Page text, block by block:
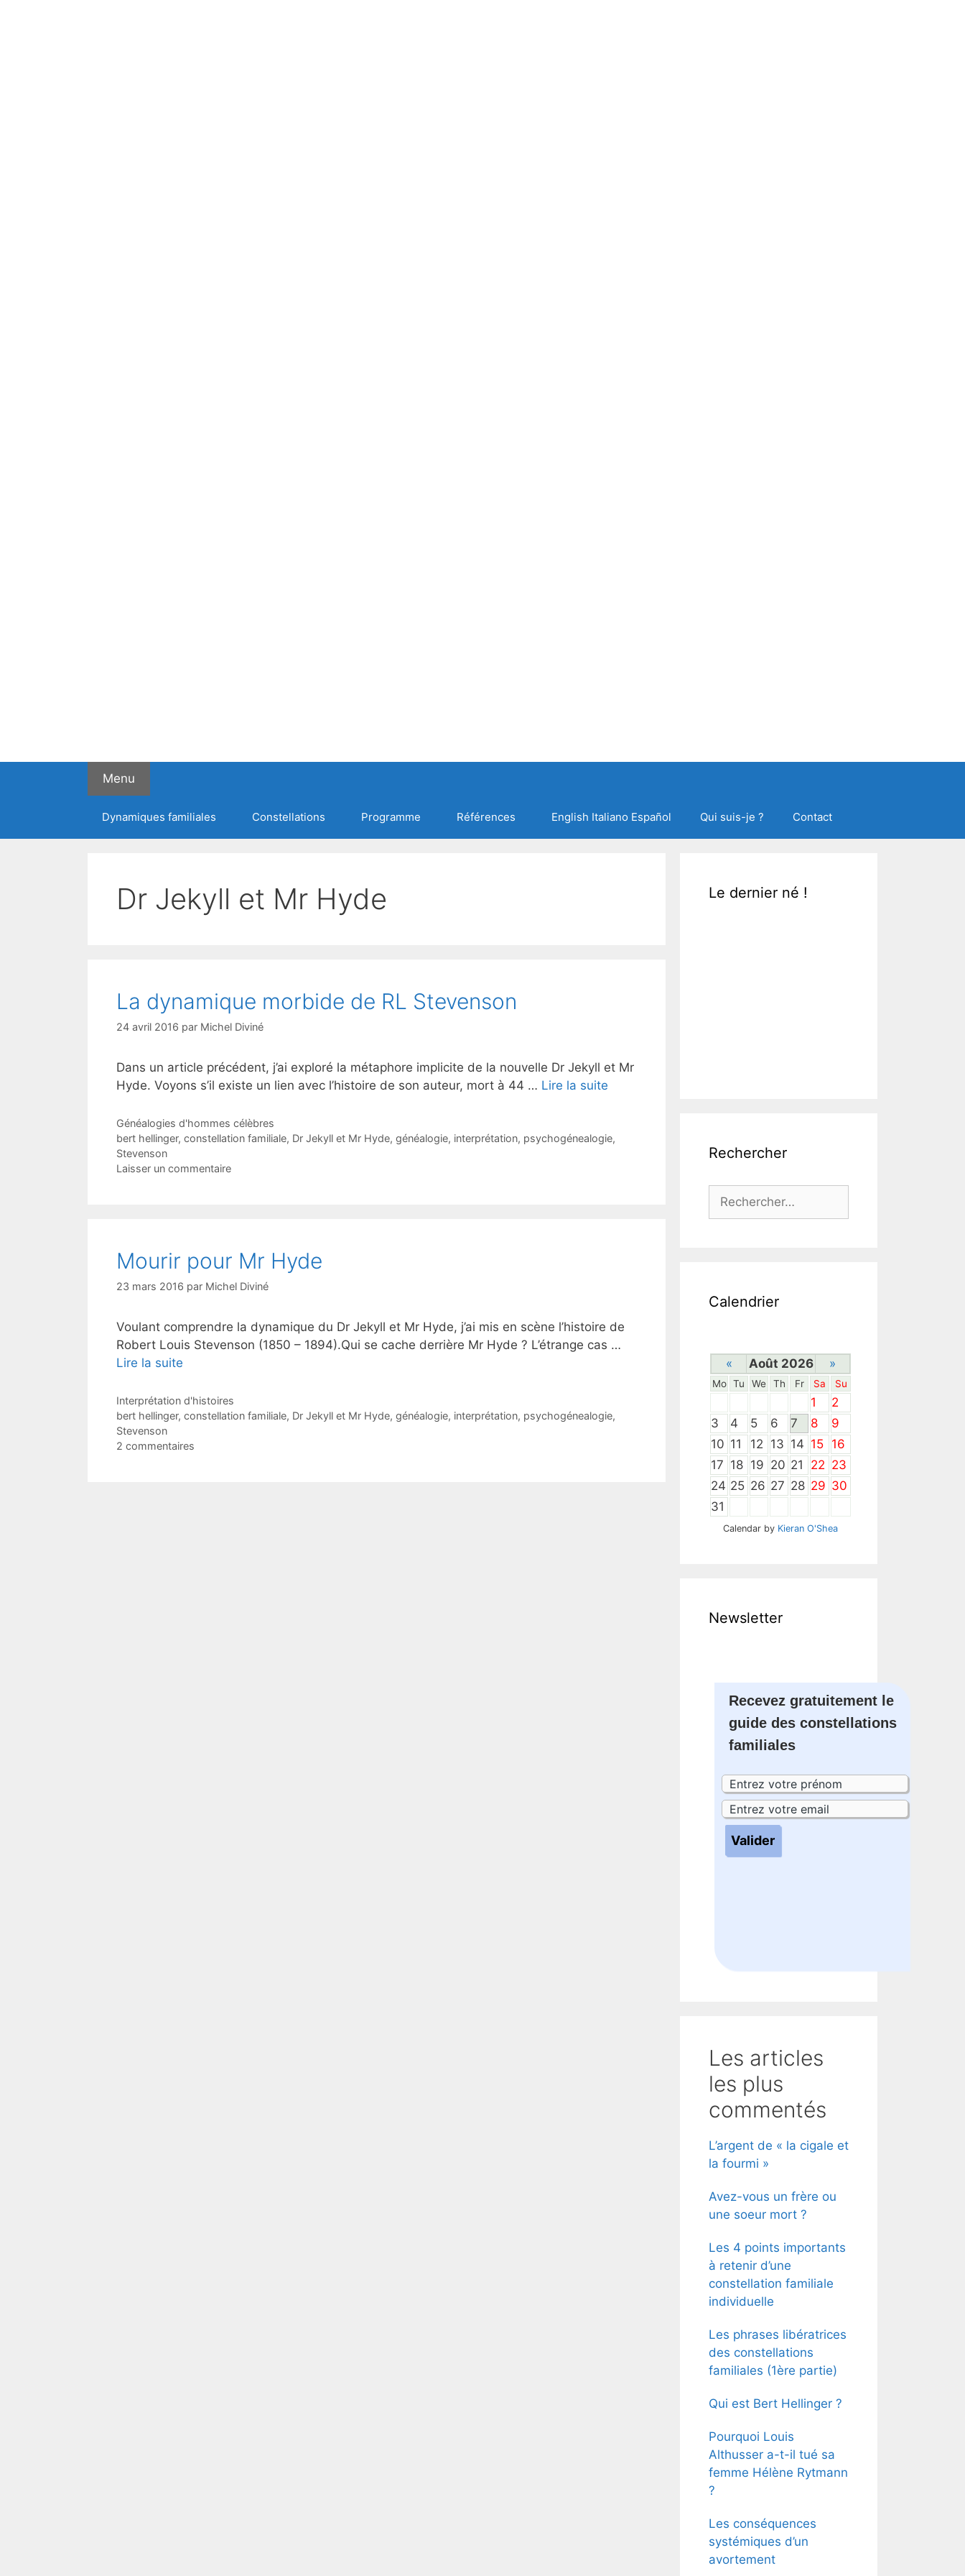
Menu
Dynamiques familiales Constellations Programme Références English Italiano Español Qui suis-je ? Contact
Dr Jekyll et Mr Hyde
La dynamique morbide de RL Stevenson
24 avril 2016 par Michel Diviné
Dans un article précédent, j’ai exploré la métaphore implicite de la nouvelle Dr Jekyll et Mr
Hyde. Voyons s’il existe un lien avec l’histoire de son auteur, mort à 44 … Lire la suite
Catégories
Généalogies d'hommes célèbres
Étiquettes
bert hellinger, constellation familiale, Dr Jekyll et Mr Hyde, généalogie, interprétation, psychogénealogie,
Stevenson
Laisser un commentaire
Mourir pour Mr Hyde
23 mars 2016 par Michel Diviné
Voulant comprendre la dynamique du Dr Jekyll et Mr Hyde, j’ai mis en scène l’histoire de
Robert Louis Stevenson (1850 – 1894).Qui se cache derrière Mr Hyde ? L’étrange cas …
Lire la suite
Catégories
Interprétation d'histoires
Étiquettes
bert hellinger, constellation familiale, Dr Jekyll et Mr Hyde, généalogie, interprétation, psychogénealogie,
Stevenson
2 commentaires
Le dernier né !
Rechercher
Rechercher :
Calendrier
« Août 2026 »
Mo Tu We Th Fr Sa Su
1
2
3
4 5 6 7 8
9
10 11 12 13 14 15 16
17 18 19 20 21 22 23
24 25 26 27 28 29 30
31
Calendar by Kieran O'Shea
Newsletter
Recevez gratuitement le
guide des constellations
familiales
Les articles
les plus
commentés
L’argent de « la cigale et
la fourmi »
Avez-vous un frère ou
une soeur mort ?
Les 4 points importants
à retenir d’une
constellation familiale
individuelle
Les phrases libératrices
des constellations
familiales (1ère partie)
Qui est Bert Hellinger ?
Pourquoi Louis
Althusser a-t-il tué sa
femme Hélène Rytmann
?
Les conséquences
systémiques d’un
avortement